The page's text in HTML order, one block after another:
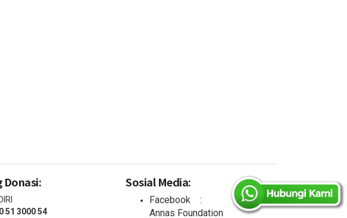
Donasi:
51 3000 54
Sosial Media:
Facebook :
Annas Foundation